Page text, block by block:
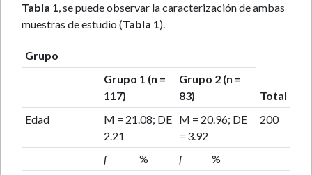
Tabla 1, se puede observar la caracterización de ambas
muestras de estudio (Tabla 1).
Grupo
Total
Grupo 1 (n =
117)
Grupo 2 (n =
83)
Edad
M = 21.08; DE
2.21
M = 20.96; DE
= 3.92
200
f % f
%